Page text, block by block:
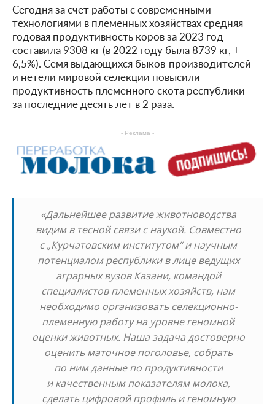
Сегодня за счет работы с современными
технологиями в племенных хозяйствах средняя
годовая продуктивность коров за 2023 год
составила 9308 кг (в 2022 году была 8739 кг, +
6,5%). Семя выдающихся быков-производителей
и нетели мировой селекции повысили
продуктивность племенного скота республики
за последние десять лет в 2 раза.
- Реклама -
«Дальнейшее развитие животноводства
видим в тесной связи с наукой. Совместно
с „Курчатовским институтом“ и научным
потенциалом республики в лице ведущих
аграрных вузов Казани, командой
специалистов племенных хозяйств, нам
необходимо организовать селекционно-
племенную работу на уровне геномной
оценки животных. Наша задача достоверно
оценить маточное поголовье, собрать
по ним данные по продуктивности
и качественным показателям молока,
сделать цифровой профиль игеномную